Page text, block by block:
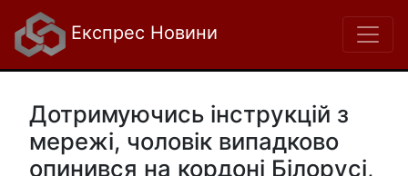
Експрес Новини
Дотримуючись інструкцій з
мережі, чоловік випадково
опинився на кордоні Білорусі,